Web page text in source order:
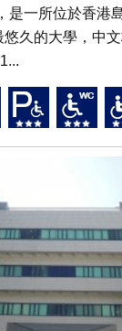
是一所位於香港
久的大學，中